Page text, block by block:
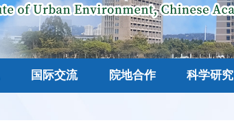
国际交流 院地合作 科学研究